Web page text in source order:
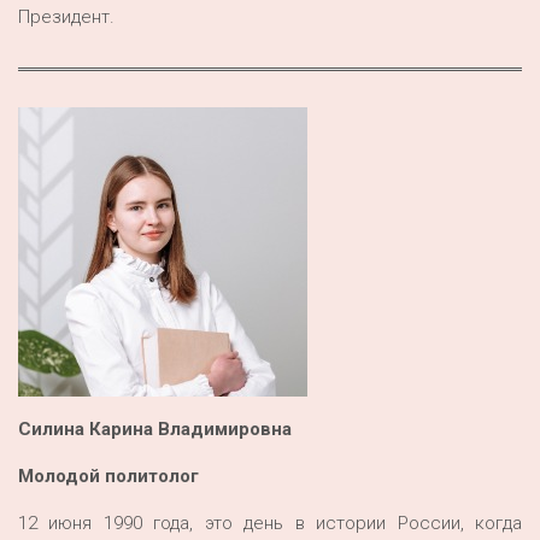
Президент.
Силина Карина Владимировна
Молодой политолог
12 июня 1990 года, это день в истории России, когда